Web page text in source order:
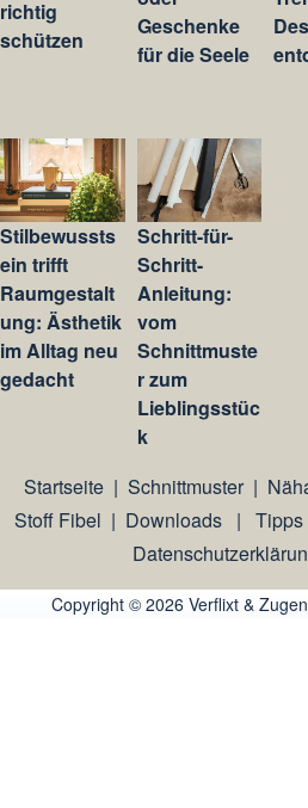
richtig
schützen
Geschenke
für die Seele
Stilbewussts
ein trifft
Raumgestalt
ung: Ästhetik
im Alltag neu
gedacht
Schritt-für-
Schritt-
Anleitung:
vom
Schnittmuste
r zum
Lieblingsstüc
k
Startseite| Schnittmuster|
Stoff Fibel | Downloads | Tipps
Copyright © 2026 Verflixt &